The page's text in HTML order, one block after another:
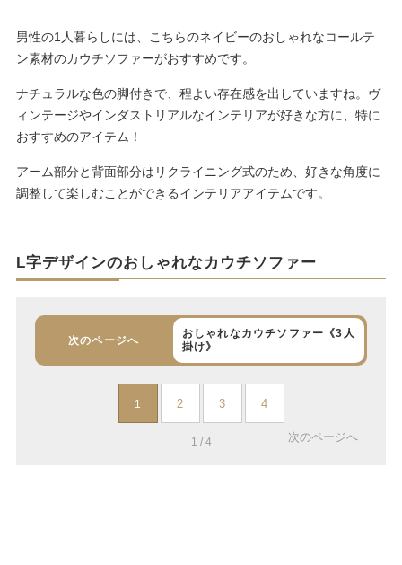
男性の1人暮らしには、こちらのネイビーのおしゃれなコールテ
ン素材のカウチソファーがおすすめです。
ナチュラルな色の脚付きで、程よい存在感を出していますね。ヴ
ィンテージやインダストリアルなインテリアが好きな方に、特に
おすすめのアイテム！
アーム部分と背面部分はリクライニング式のため、好きな角度に
調整して楽しむことができるインテリアアイテムです。
L字デザインのおしゃれなカウチソファー
次のページへ
おしゃれなカウチソファー《3人
掛け》
1 2 3 4
1 / 4 次のページへ